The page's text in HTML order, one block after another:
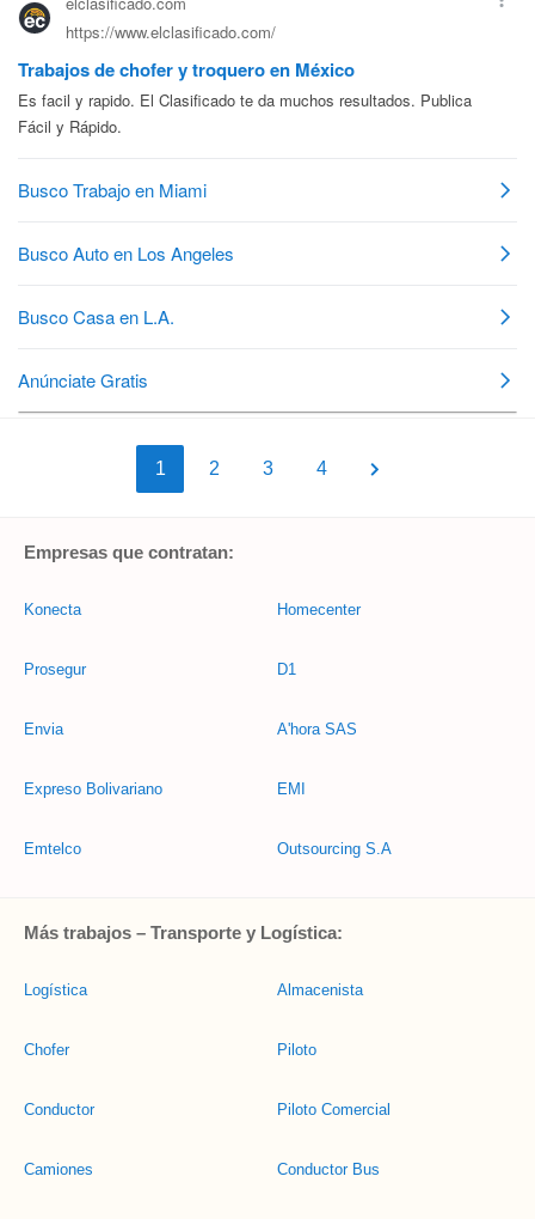
1 2 3 4
Empresas que contratan:
Konecta
Prosegur
Envia
Expreso Bolivariano
Emtelco
Homecenter
D1
A'hora SAS
EMI
Outsourcing S.A
Más trabajos – Transporte y Logística:
Logística
Chofer
Conductor
Camiones
Almacenista
Piloto
Piloto Comercial
Conductor Bus